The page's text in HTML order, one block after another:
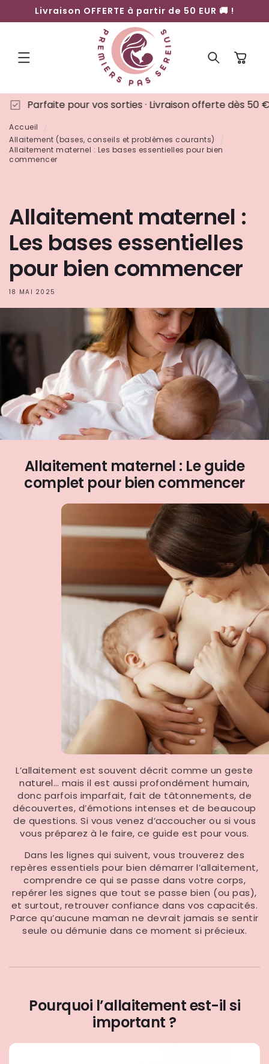
PASSER
AU
Livraison OFFERTE à partir de 50 EUR 🚚 !
Panier
pour vos sorties · Livraison offerte dès 50 € ☀️
Accueil
Allaitement (bases, conseils et problèmes courants)
Allaitement maternel : Les bases essentielles pour bien
commencer
Allaitement maternel :
Les bases essentielles
pour bien commencer
18 MAI 2025
Allaitement maternel : Le guide
complet pour bien commencer
L’allaitement est souvent décrit comme un geste
naturel… mais il est aussi profondément humain,
donc parfois imparfait, fait de tâtonnements, de
découvertes, d’émotions intenses et de beaucoup
de questions. Si vous venez d’accoucher ou si vous
vous préparez à le faire, ce guide est pour vous.
Dans les lignes qui suivent, vous trouverez des
repères essentiels pour bien démarrer l’allaitement,
comprendre ce qui se passe dans votre corps,
repérer les signes que tout se passe bien (ou pas),
et surtout, retrouver confiance dans vos capacités.
Parce qu’aucune maman ne devrait jamais se sentir
seule ou démunie dans ce moment si précieux.
Pourquoi l’allaitement est-il si
important ?